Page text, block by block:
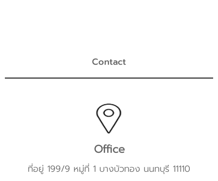
Contact
Office
ที่อยู่ 199/9 หมู่ที่ 1 บางบัวทอง นนทบุรี 11110